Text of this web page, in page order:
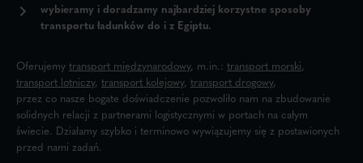
wybieramy i doradzamy najbardziej korzystne sposoby
transportu ładunków do i z Egiptu.
Oferujemy transport międzynarodowy, m.in.: transport morski,
transport lotniczy, transport kolejowy, transport drogowy,
przez co nasze bogate doświadczenie pozwoliło nam na zbudowanie
solidnych relacji z partnerami logistycznymi w portach na całym
świecie. Działamy szybko i terminowo wywiązujemy się z postawionych
przed nami zadań.